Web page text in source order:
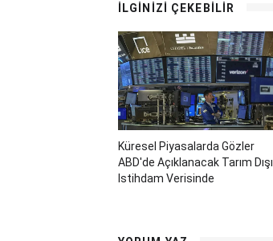
İLGİNİZİ ÇEKEBİLİR
Küresel Piyasalarda Gözler
ABD'de Açıklanacak Tarım Dışı
Istihdam Verisinde